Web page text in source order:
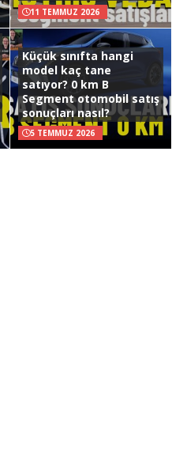
11 TEMMUZ 2026
Küçük sınıfta hangi
model kaç tane
satıyor? 0 km B
Segment otomobil satış
sonuçları nasıl?
5 TEMMUZ 2026